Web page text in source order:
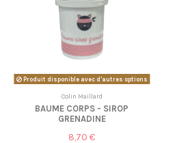
Produit disponible avec d'autres options
Colin Maillard
BAUME CORPS - SIROP
GRENADINE
8,70 €